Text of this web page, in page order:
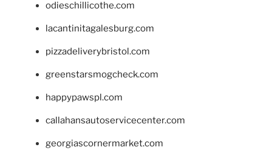
odieschillicothe.com
lacantinitagalesburg.com
pizzadeliverybristol.com
greenstarsmogcheck.com
happypawspl.com
callahansautoservicecenter.com
georgiascornermarket.com